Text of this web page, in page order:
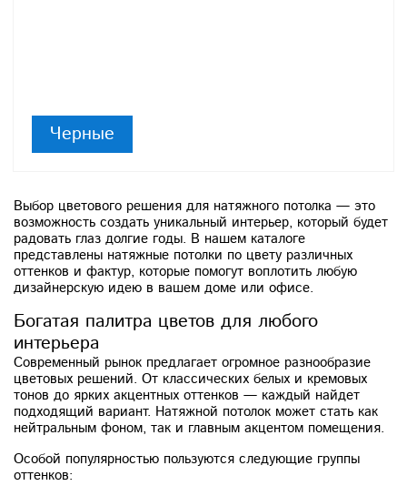
Черные
Выбор цветового решения для натяжного потолка — это
возможность создать уникальный интерьер, который будет
радовать глаз долгие годы. В нашем каталоге
представлены натяжные потолки по цвету различных
оттенков и фактур, которые помогут воплотить любую
дизайнерскую идею в вашем доме или офисе.
Богатая палитра цветов для любого
интерьера
Современный рынок предлагает огромное разнообразие
цветовых решений. От классических белых и кремовых
тонов до ярких акцентных оттенков — каждый найдет
подходящий вариант. Натяжной потолок может стать как
нейтральным фоном, так и главным акцентом помещения.
Особой популярностью пользуются следующие группы
оттенков: